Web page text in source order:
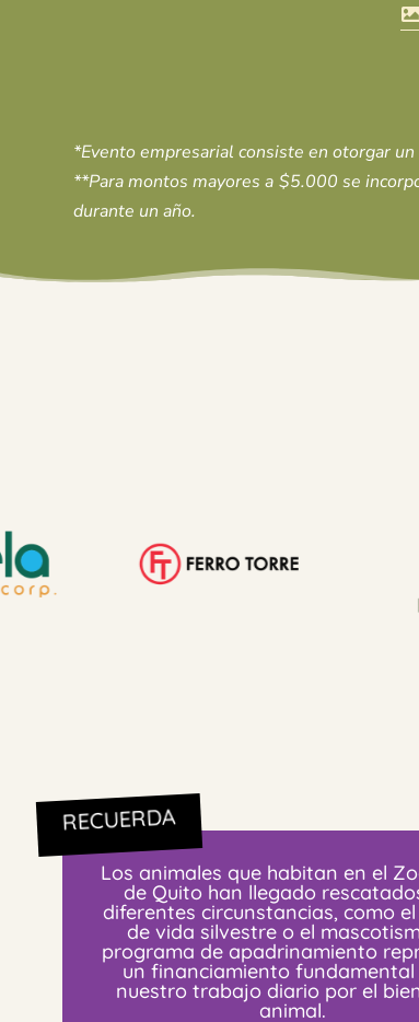
*Evento empresarial consiste en otorgar
**Para montos mayores a $5.000 se
durante un año.
RECUERDA
Los animales que habitan en el
de Quito han llegado
diferentes circunstancias, como
de vida silvestre o el
programa de apadrinamiento
un financiamiento
nuestro trabajo diario por el
animal.